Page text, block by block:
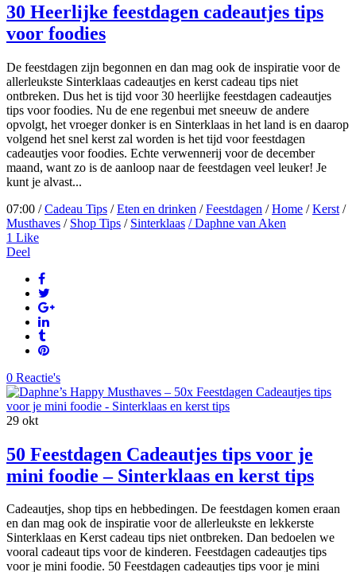
30 Heerlijke feestdagen cadeautjes tips
voor foodies
De feestdagen zijn begonnen en dan mag ook de inspiratie voor de
allerleukste Sinterklaas cadeautjes en kerst cadeau tips niet
ontbreken. Dus het is tijd voor 30 heerlijke feestdagen cadeautjes
tips voor foodies. Nu de ene regenbui met sneeuw de andere
opvolgt, het vroeger donker is en Sinterklaas in het land is en daarop
volgend het snel kerst zal worden is het tijd voor feestdagen
cadeautjes voor foodies. Echte verwennerij voor de december
maand, want zo is de aanloop naar de feestdagen veel leuker! Je
kunt je alvast...
07:00 /Cadeau Tips /Eten en drinken /Feestdagen /Home /Kerst /
Musthaves / Shop Tips / Sinterklaas / Daphne van Aken
1 Like
Deel
0 Reactie's
29 okt
50 Feestdagen Cadeautjes tips voor je
mini foodie – Sinterklaas en kerst tips
Cadeautjes, shop tips en hebbedingen. De feestdagen komen eraan
en dan mag ook de inspiratie voor de allerleukste en lekkerste
Sinterklaas en Kerst cadeau tips niet ontbreken. Dan bedoelen we
vooral cadeaut tips voor de kinderen. Feestdagen cadeautjes tips
voor je mini foodie. 50 Feestdagen cadeautjes tips voor je mini